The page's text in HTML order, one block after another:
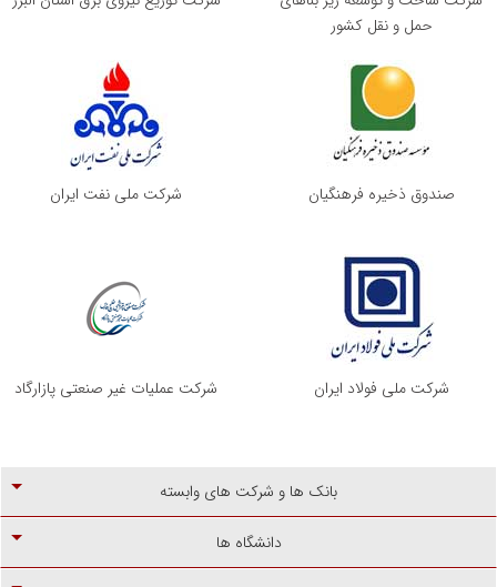
حمل و نقل کشور
صندوق ذخیره فرهنگیان شرکت ملی نفت ایران
شرکت ملی فولاد ایران شرکت عملیات غیر صنعتی پازارگاد
بانک ها و شرکت های وابسته
دانشگاه ها